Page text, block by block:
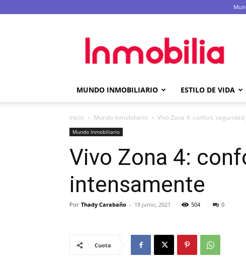
MUNDO INMOBILIARIO ESTILO DE VIDA
Inicio Mundo Inmobiliario Vivo Zona 4: confort,
Mundo Inmobiliario
Vivo Zona 4:
intensamente
Por Thady Carabaño - 18 junio, 2021 504 0
Cuota